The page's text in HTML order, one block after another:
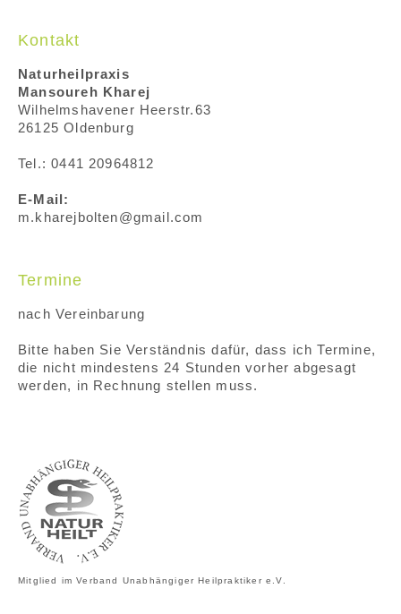
Kontakt
Naturheilpraxis
Mansoureh Kharej
Wilhelmshavener Heerstr.63
26125 Oldenburg
Tel.: 0441 20964812
E-Mail:
m.kharejbolten@gmail.com
Termine
nach Vereinbarung
Bitte haben Sie Verständnis dafür, dass ich Termine,
die nicht mindestens 24 Stunden vorher abgesagt
werden, in Rechnung stellen muss.
Mitglied im Verband Unabhängiger Heilpraktiker e.V.